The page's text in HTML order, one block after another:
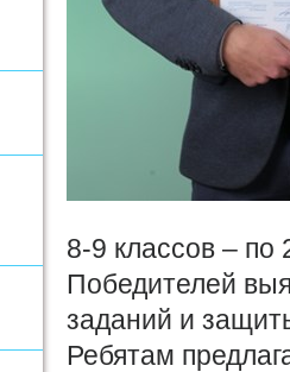
8-9 классов – по
Победителей
заданий и
Ребятам